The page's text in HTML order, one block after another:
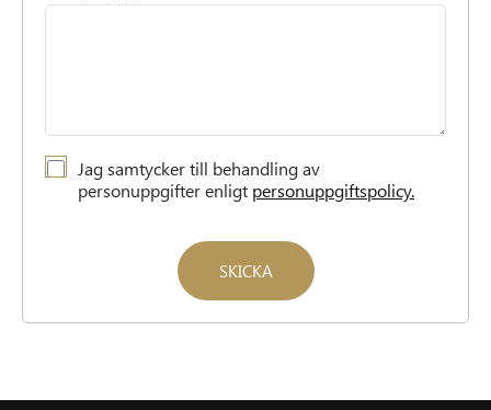
G
Jag samtycker till behandling av
personuppgifter enligt personuppgiftspolicy.
SKICKA